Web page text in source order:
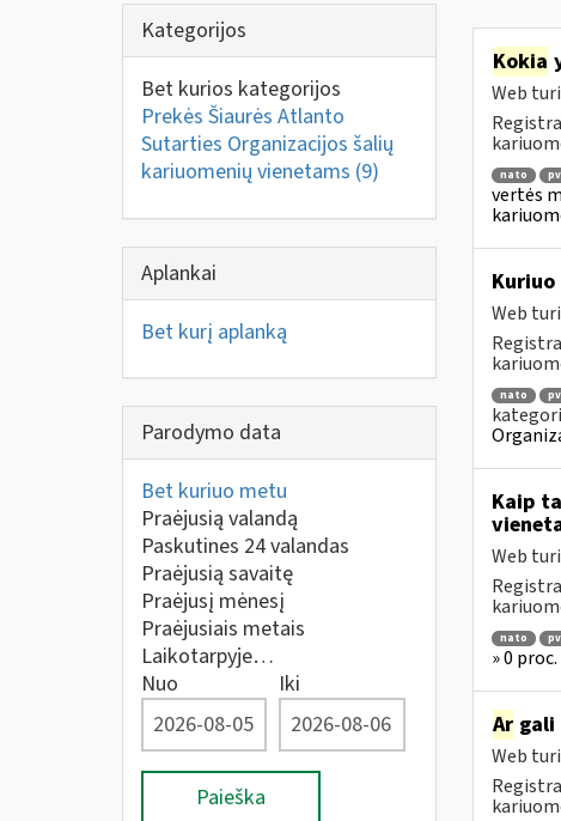
Kategorijos
Bet kurios kategorijos
Prekės Šiaurės Atlanto
Sutarties Organizacijos šalių
kariuomenių vienetams (9)
Aplankai
Bet kurį aplanką
Parodymo data
Bet kuriuo metu
Praėjusią valandą
Paskutines 24 valandas
Praėjusią savaitę
Praėjusį mėnesį
Praėjusiais metais
Laikotarpyje…
Nuo
Iki
Paieška
Kokia
Web
nato
vertės
Web
nato
Kaip
Web
nato
» 0
Argali
Web